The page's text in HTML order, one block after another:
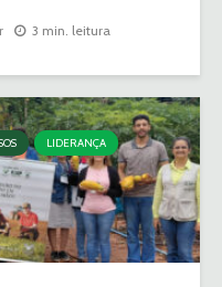
3 min. leitura
LIDERANÇA